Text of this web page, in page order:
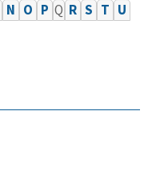
N O P Q R S T U